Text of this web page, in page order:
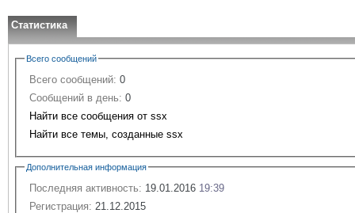
Статистика
Всего сообщений
Всего сообщений: 0
Сообщений в день: 0
Найти все сообщения от ssx
Найти все темы, созданные ssx
Дополнительная информация
Последняя активность: 19.01.2016 19:39
Регистрация: 21.12.2015